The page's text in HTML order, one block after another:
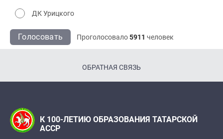
ДК Урицкого
Голосовать Проголосовало5911 человек
ОБРАТНАЯ СВЯЗЬ
К 100-ЛЕТИЮ ОБРАЗОВАНИЯ ТАТАРСКОЙ
АССР